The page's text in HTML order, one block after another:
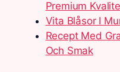
Premium
Vita Blåsor I
Recept Med
Och Smak